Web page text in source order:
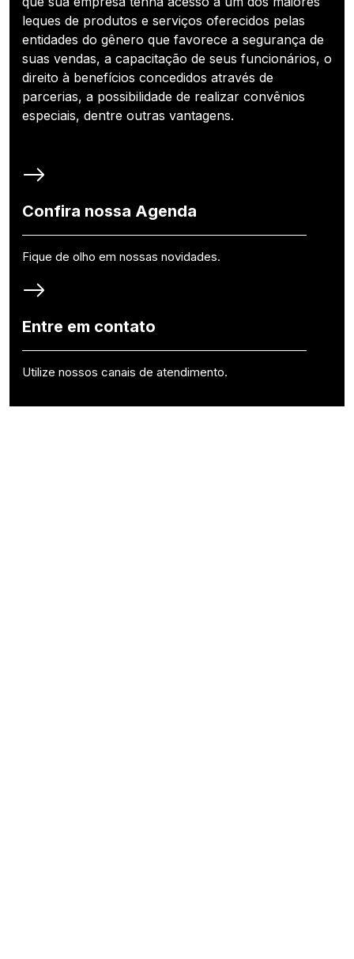
leques de produtos e serviços oferecidos pelas
entidades do gênero que favorece a segurança de
suas vendas, a capacitação de seus funcionários, o
direito à benefícios concedidos através de
parcerias, a possibilidade de realizar convênios
especiais, dentre outras vantagens.
Confira nossa Agenda
Fique de olho em nossas novidades.
Entre em contato
Utilize nossos canais de atendimento.